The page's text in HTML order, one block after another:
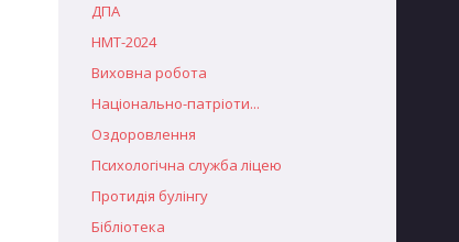
ДПА
НМТ-2024
Виховна робота
Національно-патріоти...
Оздоровлення
Психологічна служба ліцею
Протидія булінгу
Бібліотека